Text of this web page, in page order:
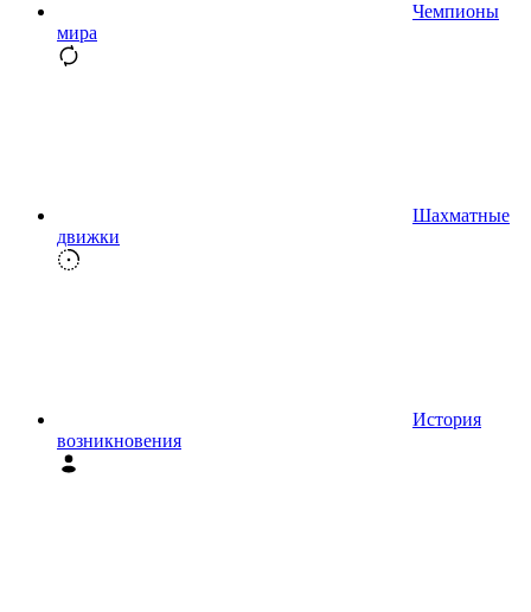
Чемпионы
мира
Шахматные
движки
История
возникновения